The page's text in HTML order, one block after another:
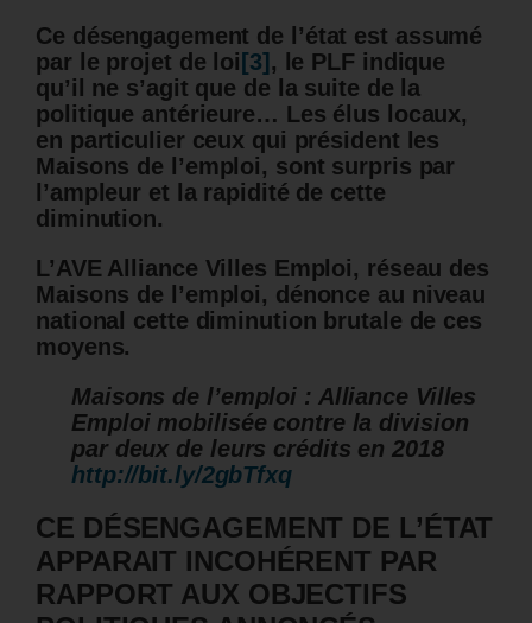
Ce désengagement de l’état est assumé
par le projet de loi [3] , le PLF indique
qu’il ne s’agit que de la suite de la
politique antérieure… Les élus locaux,
en particulier ceux qui président les
Maisons de l’emploi, sont surpris par
l’ampleur et la rapidité de cette
diminution.
L’AVE Alliance Villes Emploi, réseau des
Maisons de l’emploi, dénonce au niveau
national cette diminution brutale de ces
moyens.
Maisons de l’emploi : Alliance Villes
Emploi mobilisée contre la division
par deux de leurs crédits en 2018
http://bit.ly/2gbTfxq
CE DÉSENGAGEMENT DE L’ÉTAT
APPARAIT INCOHÉRENT PAR
RAPPORT AUX OBJECTIFS